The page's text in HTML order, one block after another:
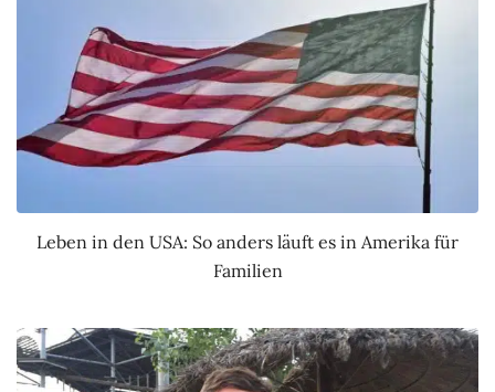
Leben in den USA: So anders läuft es in Amerika für
Familien